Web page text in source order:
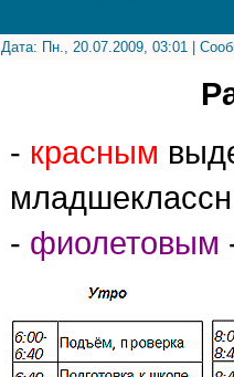
Дата: Пн., 20.07.2009, 03:01 |
- красным
- фиолетовым